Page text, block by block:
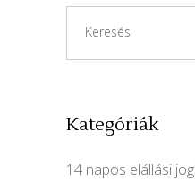
for:
Kategóriák
14 napos elállási jog